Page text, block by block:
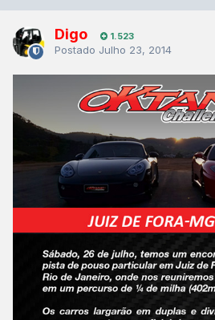
Digo 1.523
Postado Julho 23, 2014